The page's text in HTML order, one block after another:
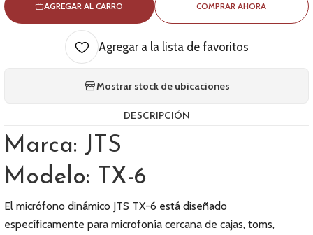
AGREGAR AL CARRO COMPRAR AHORA
Agregar a la lista de favoritos
Mostrar stock de ubicaciones
DESCRIPCIÓN
Marca: JTS
Modelo: TX-6
El micrófono dinámico JTS TX-6 está diseñado
específicamente para microfonía cercana de cajas, toms,